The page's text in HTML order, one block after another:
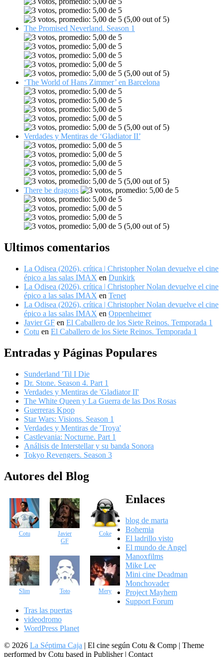
(5,00 out of 5)
The Promised Neverland. Season 1
(5,00 out of 5)
‘The World of Hans Zimmer’ en Barcelona
(5,00 out of 5)
Verdades y Mentiras de ‘Gladiator II’
(5,00 out of 5)
There be dragons
(5,00 out of 5)
Ultimos comentarios
La Odisea (2026), crítica | Christopher Nolan devuelve el cine
épico a las salas IMAX en Dunkirk
La Odisea (2026), crítica | Christopher Nolan devuelve el cine
épico a las salas IMAX en Tenet
La Odisea (2026), crítica | Christopher Nolan devuelve el cine
épico a las salas IMAX en Oppenheimer
Javier GF en El Caballero de los Siete Reinos. Temporada 1
Cotu en El Caballero de los Siete Reinos. Temporada 1
Entradas y Páginas Populares
Sunderland 'Til I Die
Dr. Stone. Season 4. Part 1
Verdades y Mentiras de 'Gladiator II'
The White Queen y La Guerra de las Dos Rosas
Guerreras Kpop
Star Wars: Visions. Season 1
Verdades y Mentiras de 'Troya'
Castlevania: Nocturne. Part 1
Análisis de Interstellar y su banda Sonora
Tokyo Revengers. Season 3
Autores del Blog
Cotu
Javier
GF
Coke
Slim Toto Mery
Enlaces
blog de marta
Bohemia
El ladrillo visto
El mundo de Angel
Manoxfilms
Mike Lee
Mini cine Deadman
Monchovader
Project Mayhem
Support Forum
Tras las puertas
videodromo
WordPress Planet
© 2026 La Séptima Caja | El cine según Cotu & Comp | Theme
performed by Cotu based in Publisher | Contact